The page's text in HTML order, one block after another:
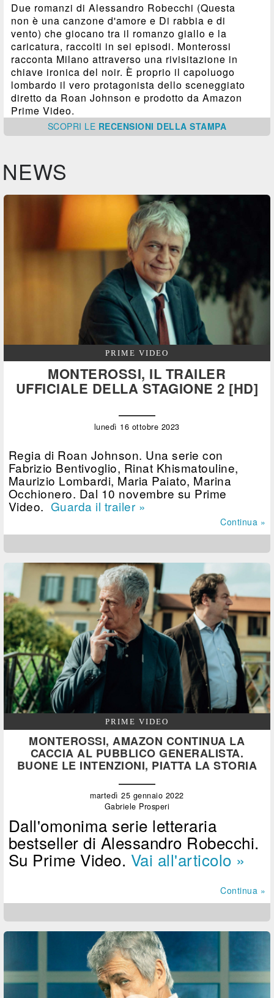
Due romanzi di Alessandro Robecchi (Questa
non è una canzone d'amore e Di rabbia e di
vento) che giocano tra il romanzo giallo e la
caricatura, raccolti in sei episodi. Monterossi
racconta Milano attraverso una rivisitazione in
chiave ironica del noir. È proprio il capoluogo
lombardo il vero protagonista dello sceneggiato
diretto da Roan Johnson e prodotto da Amazon
Prime Video.
SCOPRI LE RECENSIONI DELLA STAMPA
NEWS
PRIME VIDEO
MONTEROSSI, IL TRAILER
UFFICIALE DELLA STAGIONE 2 [HD]
lunedì 16 ottobre 2023
Regia di Roan Johnson. Una serie con
Fabrizio Bentivoglio, Rinat Khismatouline,
Maurizio Lombardi, Maria Paiato, Marina
Occhionero. Dal 10 novembre su Prime
Video. Guarda il trailer »
Continua »
PRIME VIDEO
MONTEROSSI, AMAZON CONTINUA LA
CACCIA AL PUBBLICO GENERALISTA.
BUONE LE INTENZIONI, PIATTA LA STORIA
martedì 25 gennaio 2022
Gabriele Prosperi
Dall'omonima serie letteraria
bestseller di Alessandro Robecchi.
Su Prime Video. Vai all'articolo »
Continua »